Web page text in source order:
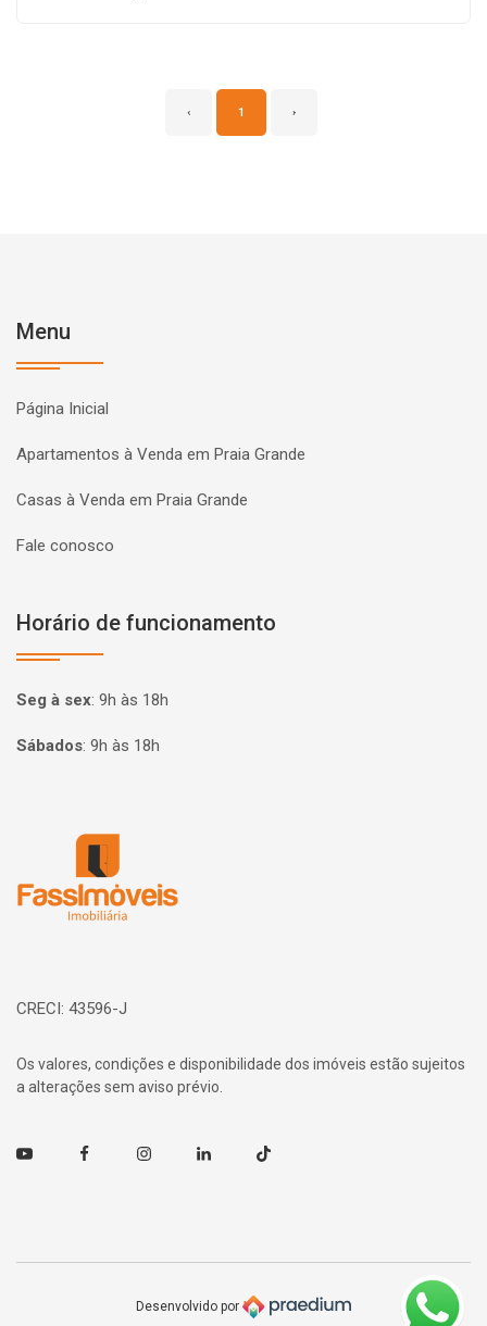
‹ 1 ›
Menu
Página Inicial
Apartamentos à Venda em Praia Grande
Casas à Venda em Praia Grande
Fale conosco
Horário de funcionamento
Seg à sex: 9h às 18h
Sábados: 9h às 18h
CRECI: 43596-J
Os valores, condições e disponibilidade dos imóveis estão sujeitos
a alterações sem aviso prévio.
Youtube FacebookInstagramLinkedin TikTok
Desenvolvido por